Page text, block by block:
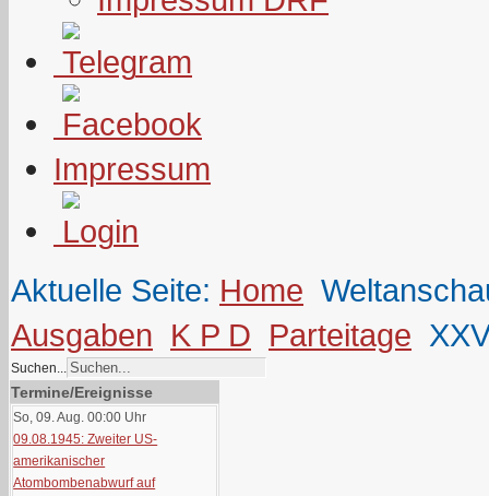
Impressum
Aktuelle Seite: Home
Ausgaben K P D Parteitage
Suchen...
Termine/Ereignisse
So, 09. Aug. 00:00 Uhr
09.08.1945: Zweiter US-
amerikanischer
Atombombenabwurf auf